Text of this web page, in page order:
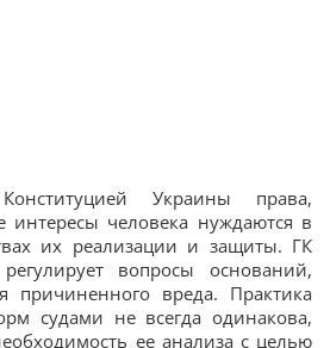
Украины права,
человека нуждаются в
их реализации и защиты. ГК
вопросы оснований,
причиненного вреда. Практика
судами не всегда одинакова,
ее анализа с целью